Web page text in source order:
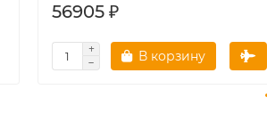
56905 ₽
В корзину